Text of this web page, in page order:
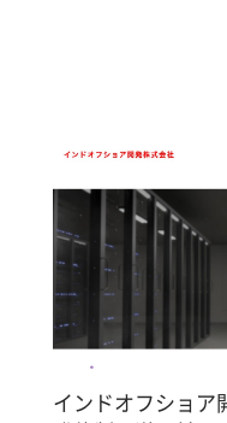
インドオフショア